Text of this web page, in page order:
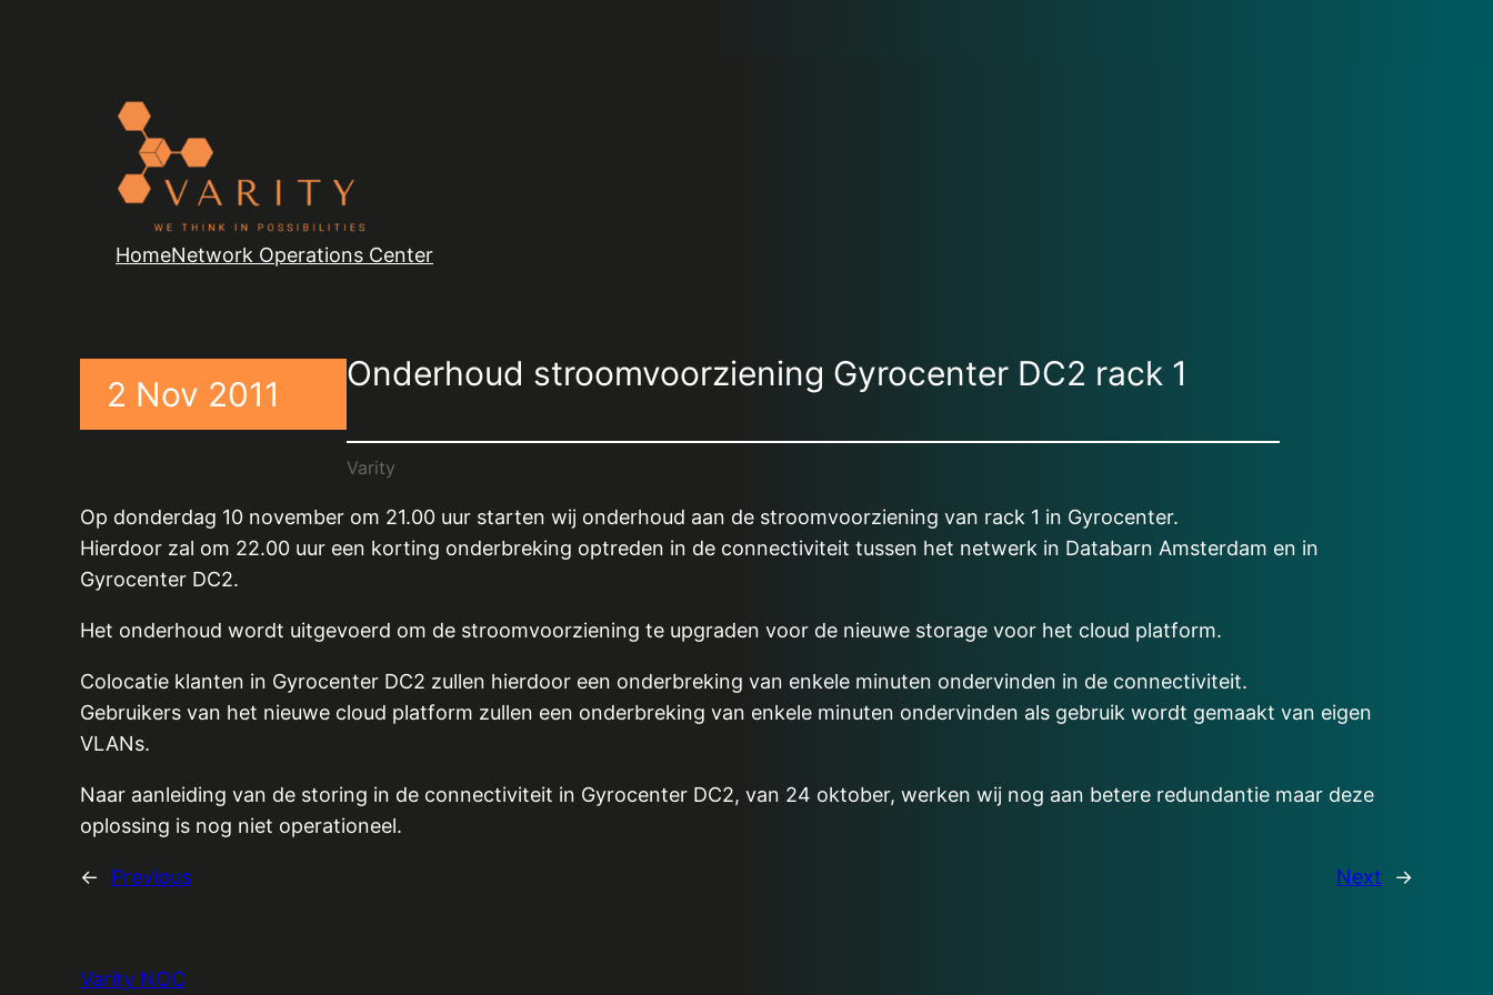
HomeNetwork Operations Center
2 Nov 2011
Onderhoud stroomvoorziening Gyrocenter DC2 rack 1
Varity
Op donderdag 10 november om 21.00 uur starten wij onderhoud aan de stroomvoorziening van rack 1 in Gyrocenter.
Hierdoor zal om 22.00 uur een korting onderbreking optreden in de connectiviteit tussen het netwerk in Databarn Amsterdam en in
Gyrocenter DC2.
Het onderhoud wordt uitgevoerd om de stroomvoorziening te upgraden voor de nieuwe storage voor het cloud platform.
Colocatie klanten in Gyrocenter DC2 zullen hierdoor een onderbreking van enkele minuten ondervinden in de connectiviteit.
Gebruikers van het nieuwe cloud platform zullen een onderbreking van enkele minuten ondervinden als gebruik wordt gemaakt van eigen
VLANs.
Naar aanleiding van de storing in de connectiviteit in Gyrocenter DC2, van 24 oktober, werken wij nog aan betere redundantie maar deze
oplossing is nog niet operationeel.
← Previous Next →
Varity NOC